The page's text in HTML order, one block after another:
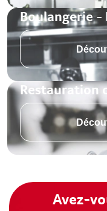
Boulangerie -
Restauration
Avez-